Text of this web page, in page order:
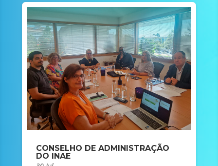
CONSELHO DE ADMINISTRAÇÃO
DO INAE